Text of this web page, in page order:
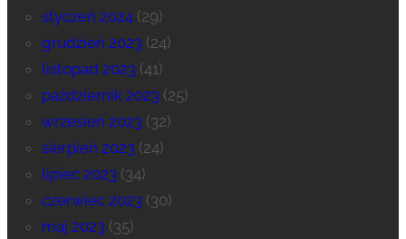
styczeń 2024(29)
grudzień 2023 (24)
listopad 2023 (41)
październik 2023 (25)
wrzesień 2023 (32)
sierpień 2023 (24)
lipiec 2023 (34)
czerwiec 2023 (30)
maj 2023 (35)